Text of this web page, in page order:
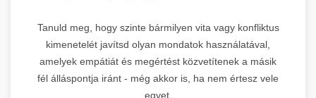
Tanuld meg, hogy szinte bármilyen vita vagy konfliktus
kimenetelét javítsd olyan mondatok használatával,
amelyek empátiát és megértést közvetítenek a másik
fél álláspontja iránt - még akkor is, ha nem értesz vele
egyet.